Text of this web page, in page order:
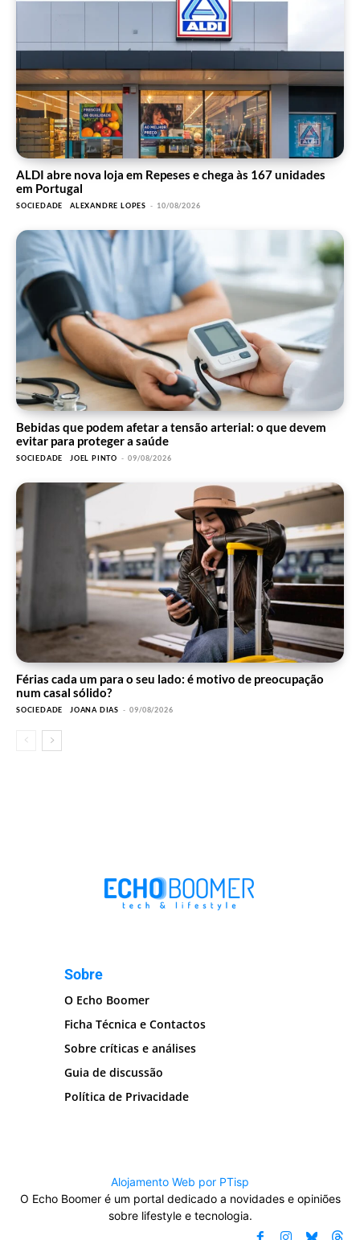
ALDI abre nova loja em Repeses e chega às 167 unidades
em Portugal
SOCIEDADE ALEXANDRE LOPES - 10/08/2026
Bebidas que podem afetar a tensão arterial: o que devem
evitar para proteger a saúde
SOCIEDADE JOEL PINTO - 09/08/2026
Férias cada um para o seu lado: é motivo de preocupação
num casal sólido?
SOCIEDADE JOANA DIAS - 09/08/2026
Sobre
O Echo Boomer
Ficha Técnica e Contactos
Sobre críticas e análises
Guia de discussão
Política de Privacidade
Alojamento Web por PTisp
O Echo Boomer é um portal dedicado a novidades e opiniões
sobre lifestyle e tecnologia.